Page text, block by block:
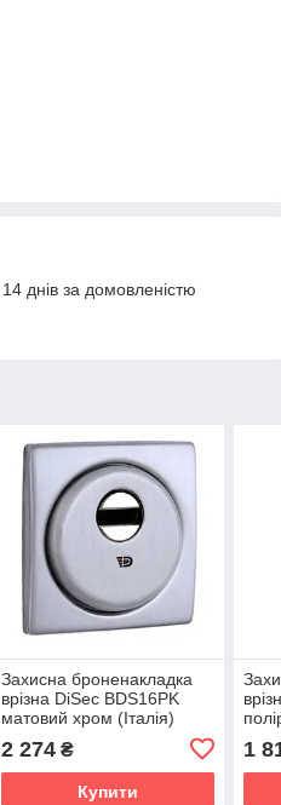
днів за домовленістю
Захисна броненакладка
врізна DiSec ВDS16PK
матовий хром (Італія)
2 274₴
Купити
1